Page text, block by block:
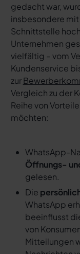
gedacht war,
insbesondere
Schnittstelle
Unternehmen
vielfältig – vom
Kundenservice
zur
Vergleich zu der
Reihe von
möchten:
WhatsApp-
Öffnungs-
gelesen.
Die
WhatsApp
beeinflusst
von
Mitteilungen